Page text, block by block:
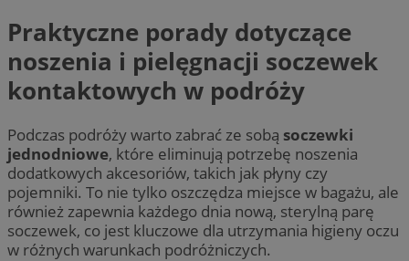
Praktyczne porady dotyczące
noszenia i pielęgnacji soczewek
kontaktowych w podróży
Podczas podróży warto zabrać ze sobą soczewki
jednodniowe, które eliminują potrzebę noszenia
dodatkowych akcesoriów, takich jak płyny czy
pojemniki. To nie tylko oszczędza miejsce w bagażu, ale
również zapewnia każdego dnia nową, sterylną parę
soczewek, co jest kluczowe dla utrzymania higieny oczu
w różnych warunkach podróżniczych.